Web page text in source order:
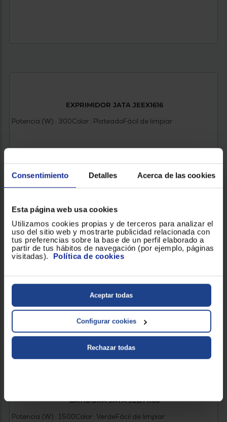
Consentimiento Detalles Acerca de las cookies
Esta página web usa cookies
Utilizamos cookies propias y de terceros para analizar el
uso del sitio web y mostrarte publicidad relacionada con
tus preferencias sobre la base de un perfil elaborado a
partir de tus hábitos de navegación (por ejemplo, páginas
visitadas). Política de cookies
Aceptar todas
Configurar cookies
Rechazar todas
EXPRIMIDOR JATA JEEX1616
Potencia (W) : 300Color : PlateadoFácil de limpiar
52,90 €
VER PRODUCTO
BATIDORA JATA JEBT1166
Potencia (W) : 1500Color : VerdeFácil de limpiar